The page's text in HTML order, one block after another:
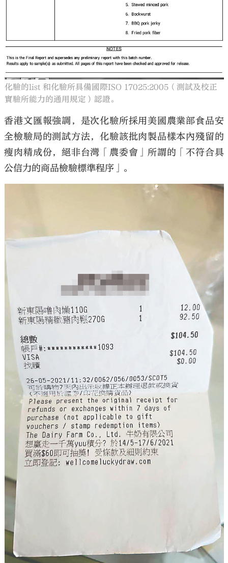
化驗的list 和化驗所具備國際ISO 17025:2005（測試及校正
實驗所能力的通用規定）認證。
香港文匯報強調，是次化驗所採用美國農業部食品安
全檢驗局的測試方法，化驗該批肉製品樣本內殘留的
瘦肉精成份，絕非台灣「農委會」所謂的「不符合具
公信力的商品檢驗標準程序」。